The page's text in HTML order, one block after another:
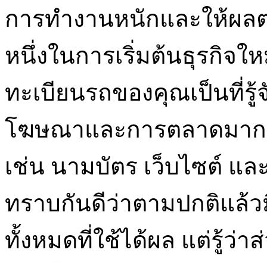
การทำงานหนักและให้ผ
หนึ่งในการเริ่มต้นธุรกิจใ
ทะเบียนรถของคุณเป็นที่รู้
โฆษณาและการตลาดมา
เช่น นามบัตร เว็บไซต์ แ
ทราบกันดีว่าตามปกติแล้ว
ทั้งหมดที่ใช้ได้ผล แต่รู้ว่า